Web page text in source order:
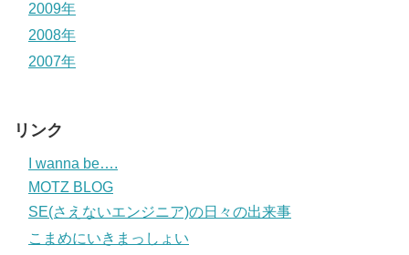
2009年
2008年
2007年
リンク
I wanna be….
MOTZ BLOG
SE(さえないエンジニア)の日々の出来事
こまめにいきまっしょい